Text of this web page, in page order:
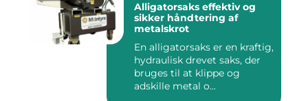
Alligatorsaks effektiv og
sikker håndtering af
metalskrot
En alligatorsaks er en kraftig,
hydraulisk drevet saks, der
bruges til at klippe og
adskille metal o...